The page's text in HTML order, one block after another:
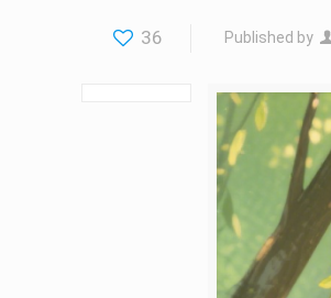
36 Published by